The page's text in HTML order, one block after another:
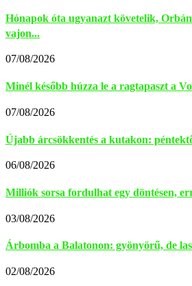
Hónapok óta ugyanazt követelik,
vajon...
07/08/2026
Minél később húzza le a ragtapaszt a
07/08/2026
Újabb árcsökkentés a kutakon:
06/08/2026
Milliók sorsa fordulhat egy döntésen,
03/08/2026
Árbomba a Balatonon: gyönyörű, de
02/08/2026